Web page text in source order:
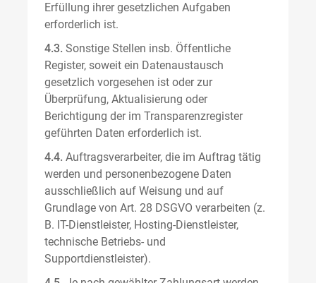
Erfüllung ihrer gesetzlichen Aufgaben
erforderlich ist.
4.3. Sonstige Stellen insb. Öffentliche
Register, soweit ein Datenaustausch
gesetzlich vorgesehen ist oder zur
Überprüfung, Aktualisierung oder
Berichtigung der im Transparenzregister
geführten Daten erforderlich ist.
4.4. Auftragsverarbeiter, die im Auftrag tätig
werden und personenbezogene Daten
ausschließlich auf Weisung und auf
Grundlage von Art. 28 DSGVO verarbeiten (z.
B. IT-Dienstleister, Hosting-Dienstleister,
technische Betriebs- und
Supportdienstleister).